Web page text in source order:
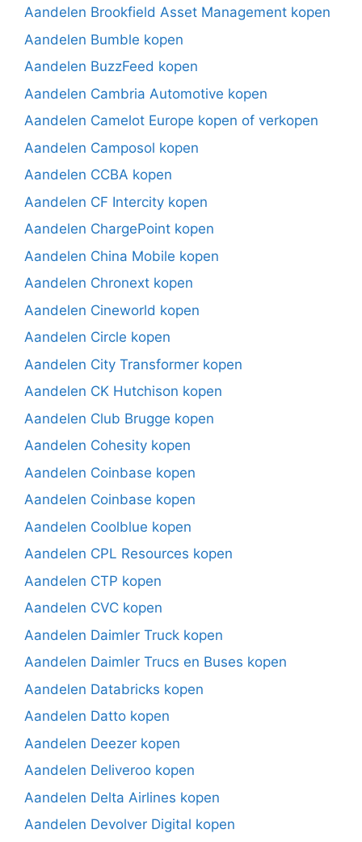
Aandelen Brookfield Asset Management kopen
Aandelen Bumble kopen
Aandelen BuzzFeed kopen
Aandelen Cambria Automotive kopen
Aandelen Camelot Europe kopen of verkopen
Aandelen Camposol kopen
Aandelen CCBA kopen
Aandelen CF Intercity kopen
Aandelen ChargePoint kopen
Aandelen China Mobile kopen
Aandelen Chronext kopen
Aandelen Cineworld kopen
Aandelen Circle kopen
Aandelen City Transformer kopen
Aandelen CK Hutchison kopen
Aandelen Club Brugge kopen
Aandelen Cohesity kopen
Aandelen Coinbase kopen
Aandelen Coinbase kopen
Aandelen Coolblue kopen
Aandelen CPL Resources kopen
Aandelen CTP kopen
Aandelen CVC kopen
Aandelen Daimler Truck kopen
Aandelen Daimler Trucs en Buses kopen
Aandelen Databricks kopen
Aandelen Datto kopen
Aandelen Deezer kopen
Aandelen Deliveroo kopen
Aandelen Delta Airlines kopen
Aandelen Devolver Digital kopen